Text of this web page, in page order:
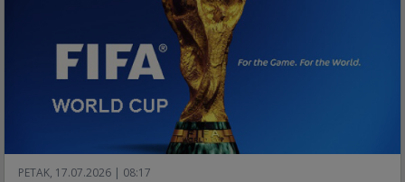
PETAK, 17.07.2026 | 08:17